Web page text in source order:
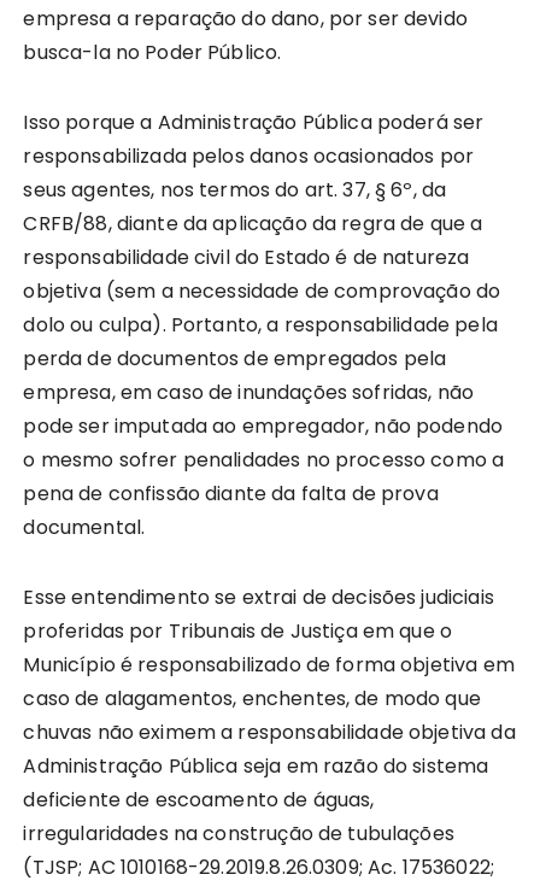
empresa a reparação do dano, por ser devido
busca-la no Poder Público.
Isso porque a Administração Pública poderá ser
responsabilizada pelos danos ocasionados por
seus agentes, nos termos do art. 37, § 6º, da
CRFB/88, diante da aplicação da regra de que a
responsabilidade civil do Estado é de natureza
objetiva (sem a necessidade de comprovação do
dolo ou culpa). Portanto, a responsabilidade pela
perda de documentos de empregados pela
empresa, em caso de inundações sofridas, não
pode ser imputada ao empregador, não podendo
o mesmo sofrer penalidades no processo como a
pena de confissão diante da falta de prova
documental.
Esse entendimento se extrai de decisões judiciais
proferidas por Tribunais de Justiça em que o
Município é responsabilizado de forma objetiva em
caso de alagamentos, enchentes, de modo que
chuvas não eximem a responsabilidade objetiva da
Administração Pública seja em razão do sistema
deficiente de escoamento de águas,
irregularidades na construção de tubulações
(TJSP; AC 1010168-29.2019.8.26.0309; Ac. 17536022;